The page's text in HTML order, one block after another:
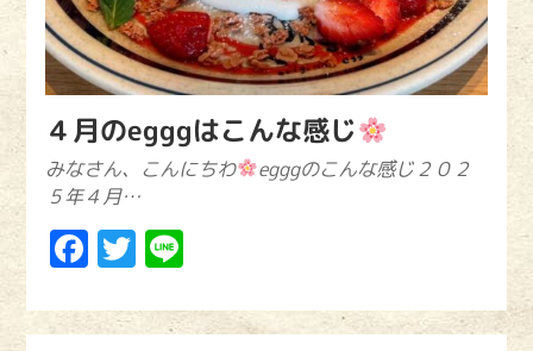
４月のegggはこんな感じ
みなさん、こんにちわ
egggのこんな感じ２０２
５年４月…
Facebook
Twitter